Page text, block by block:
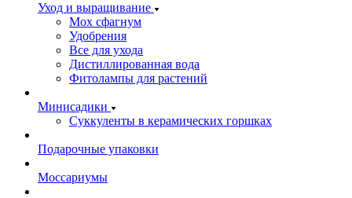
Уход и выращивание
Мох сфагнум
Удобрения
Все для ухода
Дистиллированная вода
Фитолампы для растений
Минисадики
Суккуленты в керамических горшках
Подарочные упаковки
Моссариумы